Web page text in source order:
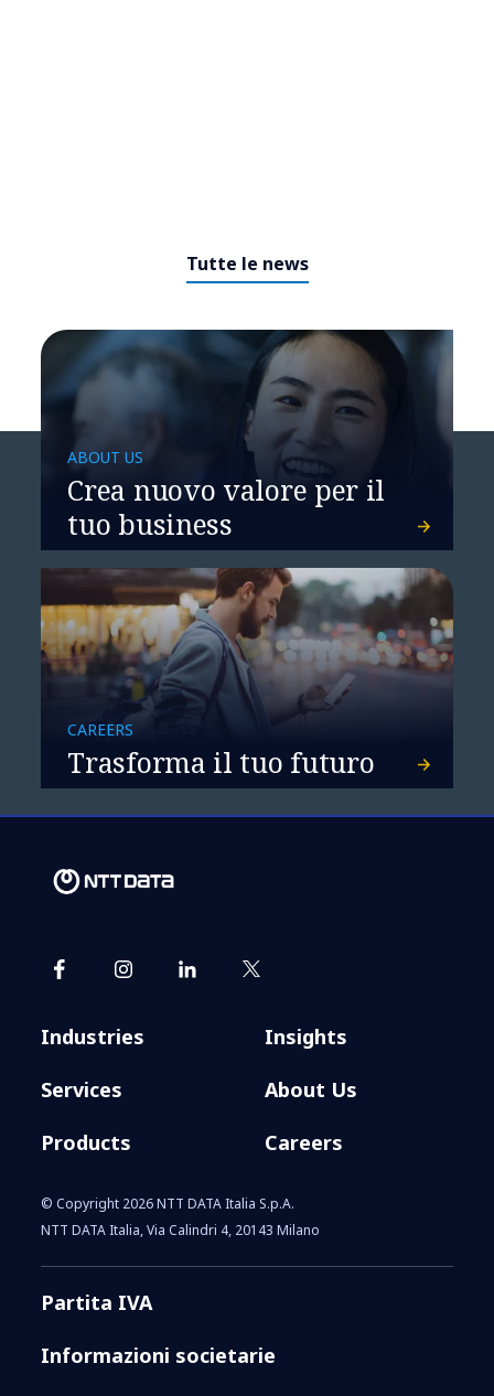
Genesys Cloud per offrire un
servizio clienti di prima classe
Il contact center flessibile di CM
facilita l’accesso all’assicurazione
sanitaria
Tutte le news
ABOUT US
Crea nuovo valore per il
tuo business
CAREERS
Trasforma il tuo futuro
Industries
Services
Products
Insights
About Us
Careers
© Copyright 2026 NTT DATA Italia S.p.A.
NTT DATA Italia, Via Calindri 4, 20143 Milano
Partita IVA
Informazioni societarie